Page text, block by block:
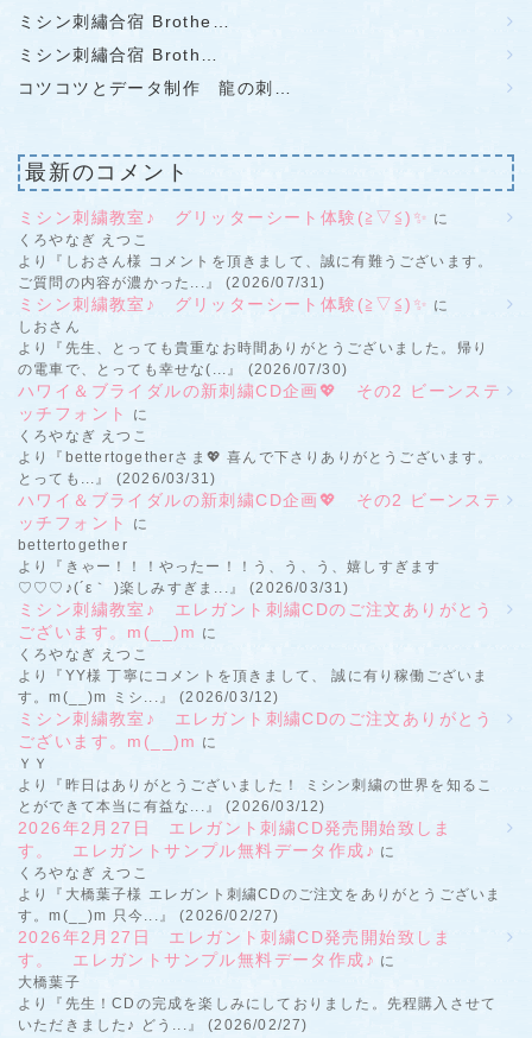
ミシン刺繡合宿 Brothe…
ミシン刺繡合宿 Broth…
コツコツとデータ制作 龍の刺…
最新のコメント
ミシン刺繍教室♪ グリッターシート体験(≧▽≦)✨ に
くろやなぎ えつこ
より『しおさん様 コメントを頂きまして、誠に有難うございます。
ご質問の内容が濃かった...』 (2026/07/31)
ミシン刺繍教室♪ グリッターシート体験(≧▽≦)✨ に
しおさん
より『先生、とっても貴重なお時間ありがとうございました。帰り
の電車で、とっても幸せな(...』 (2026/07/30)
ハワイ＆ブライダルの新刺繍CD企画💖 その2 ビーンステ
ッチフォント
に
くろやなぎ えつこ
より『bettertogetherさま💖 喜んで下さりありがとうございます。
とっても...』 (2026/03/31)
ハワイ＆ブライダルの新刺繍CD企画💖 その2 ビーンステ
ッチフォント
に
bettertogether
より『きゃー！！！やったー！！う、う、う、嬉しすぎます
♡♡♡♪(´ε｀ )楽しみすぎま...』 (2026/03/31)
ミシン刺繍教室♪ エレガント刺繍CDのご注文ありがとう
ございます。m(__)m に
くろやなぎ えつこ
より『YY様 丁寧にコメントを頂きまして、 誠に有り稼働ございま
す。m(__)m ミシ...』 (2026/03/12)
ミシン刺繍教室♪ エレガント刺繍CDのご注文ありがとう
ございます。m(__)m に
ＹＹ
より『昨日はありがとうございました！ ミシン刺繍の世界を知るこ
とができて本当に有益な...』 (2026/03/12)
2026年2月27日 エレガント刺繍CD発売開始致しま
す。 エレガントサンプル無料データ作成♪ に
くろやなぎ えつこ
より『大橋葉子様 エレガント刺繍CDのご注文をありがとうございま
す。m(__)m 只今...』 (2026/02/27)
2026年2月27日 エレガント刺繍CD発売開始致しま
す。 エレガントサンプル無料データ作成♪ に
大橋葉子
より『先生！CDの完成を楽しみにしておりました。先程購入させて
いただきました♪ どう...』 (2026/02/27)